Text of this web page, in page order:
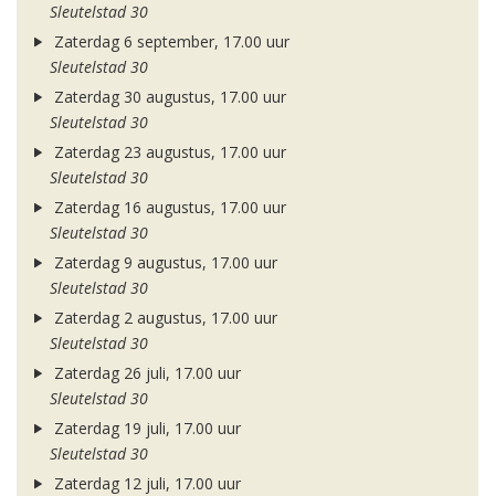
Sleutelstad 30
Zaterdag 6 september, 17.00 uur
Sleutelstad 30
Zaterdag 30 augustus, 17.00 uur
Sleutelstad 30
Zaterdag 23 augustus, 17.00 uur
Sleutelstad 30
Zaterdag 16 augustus, 17.00 uur
Sleutelstad 30
Zaterdag 9 augustus, 17.00 uur
Sleutelstad 30
Zaterdag 2 augustus, 17.00 uur
Sleutelstad 30
Zaterdag 26 juli, 17.00 uur
Sleutelstad 30
Zaterdag 19 juli, 17.00 uur
Sleutelstad 30
Zaterdag 12 juli, 17.00 uur